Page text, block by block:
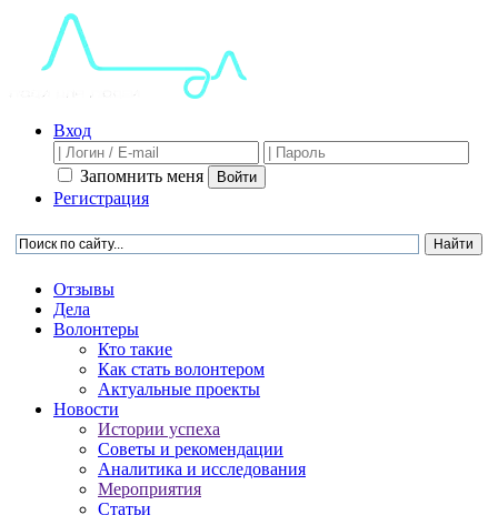
Вход
Запомнить меня Войти
Регистрация
Отзывы
Дела
Волонтеры
Кто такие
Как стать волонтером
Актуальные проекты
Новости
Истории успеха
Советы и рекомендации
Аналитика и исследования
Мероприятия
Статьи